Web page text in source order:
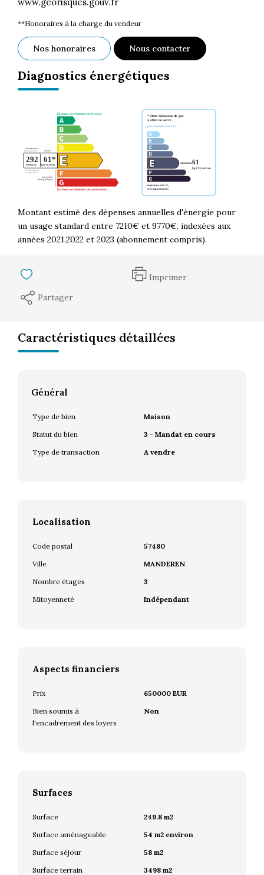
**Honoraires à la charge du vendeur
Nos honoraires Nous contacter
Diagnostics énergétiques
Montant estimé des dépenses annuelles d'énergie pour
un usage standard entre 7210€ et 9770€. indexées aux
années 2021,2022 et 2023 (abonnement compris).
Imprimer
Partager
Caractéristiques détaillées
Général
Type de bien
Maison
Statut du bien
3 - Mandat en cours
Type de transaction
A vendre
Localisation
Code postal
57480
Ville
MANDEREN
Nombre étages
3
Mitoyenneté
Indépendant
Aspects financiers
Prix
650000 EUR
Bien soumis à
l'encadrement des loyers
Non
Surfaces
Surface
249.8 m2
Surface aménageable
54 m2 environ
Surface séjour
58 m2
Surface terrain
3498 m2